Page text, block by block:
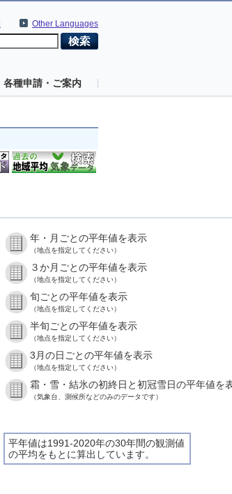
Other Languages
各種申請・ご案内
年・月ごとの平年値を表示
（地点を指定してください）
３か月ごとの平年値を表示
（地点を指定してください）
旬ごとの平年値を表示
（地点を指定してください）
半旬ごとの平年値を表示
（地点を指定してください）
3月の日ごとの平年値を表示
（地点を指定してください）
霜・雪・結氷の初終日と初冠雪日の平年値を
（気象台、測候所などのみのデータです）
平年値は1991-2020年の30年間の観測値
の平均をもとに算出しています。